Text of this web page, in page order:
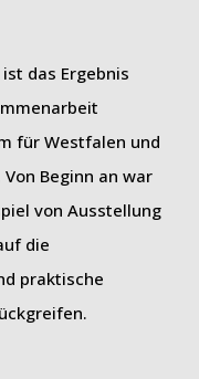
das Ergebnis
für Westfalen und
Beginn an war
von Ausstellung
die
praktische